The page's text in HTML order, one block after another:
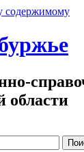
содержимому
области